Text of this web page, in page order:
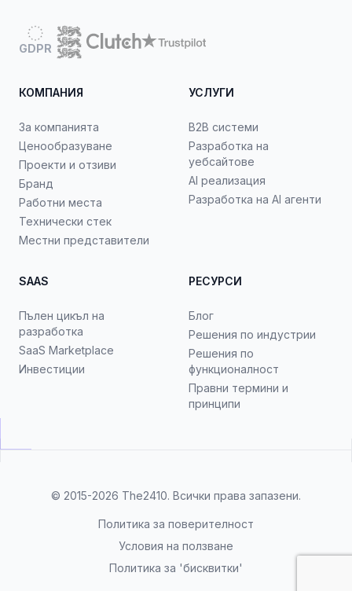
GDPR
КОМПАНИЯ
За компанията
Ценообразуване
Проекти и отзиви
Бранд
Работни места
Технически стек
Местни представители
УСЛУГИ
B2B системи
Разработка на
уебсайтове
AI реализация
Разработка на AI агенти
SAAS
Пълен цикъл на
разработка
SaaS Marketplace
Инвестиции
РЕСУРСИ
Блог
Решения по индустрии
Решения по
функционалност
Правни термини и
принципи
© 2015-2026 The2410. Всички права запазени.
Политика за поверителност
Условия на ползване
Политика за 'бисквитки'